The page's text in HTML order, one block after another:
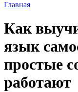
Главная
Как
язык
простые
работают